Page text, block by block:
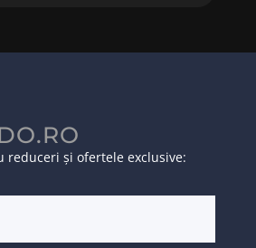
reduceri și ofertele exclusive: